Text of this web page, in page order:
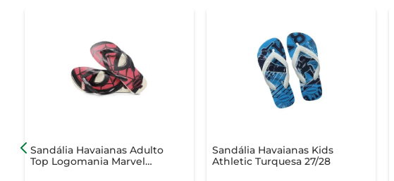
Sandália Havaianas Adulto
Top Logomania Marvel
Sandália Havaianas Kids
Athletic Turquesa 27/28